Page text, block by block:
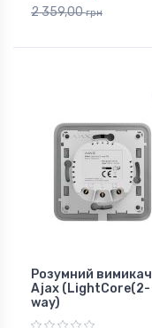
2 359,00грн
Розумний вимикач
Ajax (LightCore(2-
way)